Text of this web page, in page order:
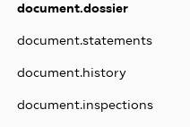
document.dossier
document.statements
document.history
document.inspections